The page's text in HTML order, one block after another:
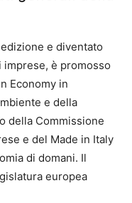
e diventato
è promosso
Economy in
e della
della Commissione
e del Made in Italy
di domani. Il
europea